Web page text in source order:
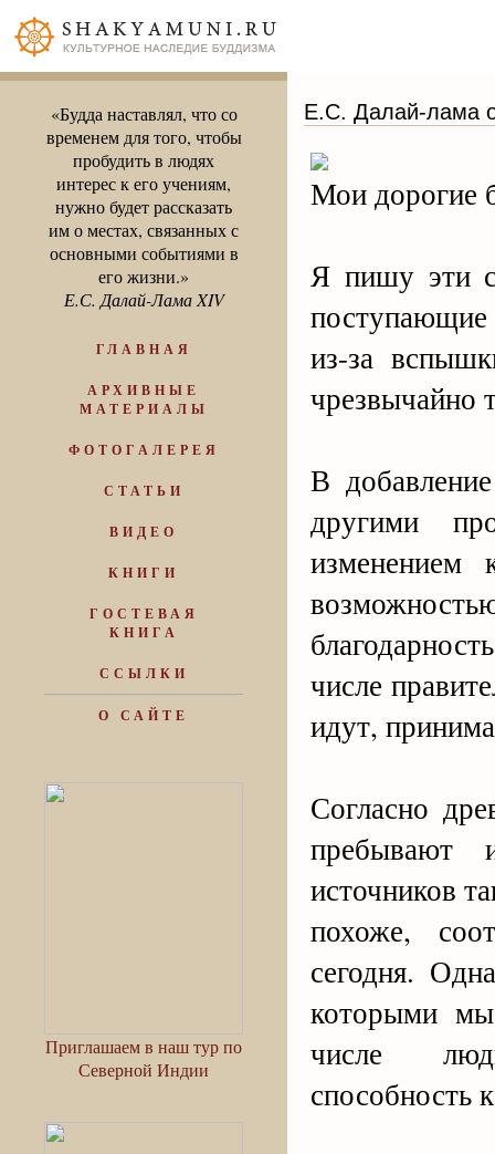
«Будда наставлял, что со
временем для того, чтобы
пробудить в людях
интерес к его учениям,
нужно будет рассказать
им о местах, связанных с
основными событиями в
его жизни.»
Е.С. Далай-Лама XIV
ГЛАВНАЯ
АРХИВНЫЕ
МАТЕРИАЛЫ
ФОТОГАЛЕРЕЯ
СТАТЬИ
ВИДЕО
КНИГИ
ГОСТЕВАЯ
КНИГА
ССЫЛКИ
О САЙТЕ
Приглашаем в наш тур по
Северной Индии
Е.С. Далай-лама
Мои дорогие
Я пишу эти
поступающие
из-за
чрезвычайно
В
другими
изменением
числе
идут,
Согласно
пребывают
источников
похоже,
сегодня.
которыми
числе
способность